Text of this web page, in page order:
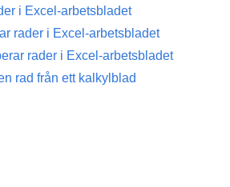
i Excel-arbetsbladet
rader i Excel-arbetsbladet
rader i Excel-arbetsbladet
rad från ett kalkylblad